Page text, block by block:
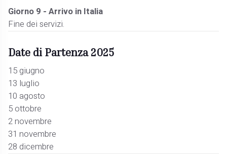
Giorno 9 - Arrivo in Italia
Fine dei servizi.
Date di Partenza 2025
15 giugno
13 luglio
10 agosto
5 ottobre
2 novembre
31 novembre
28 dicembre